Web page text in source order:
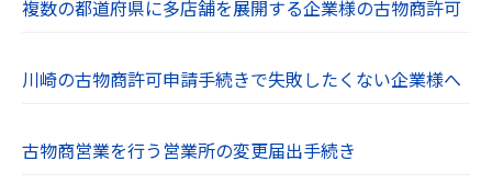
複数の都道府県に多店舗を展開する企業様の古物商許可
川崎の古物商許可申請手続きで失敗したくない企業様へ
古物商営業を行う営業所の変更届出手続き